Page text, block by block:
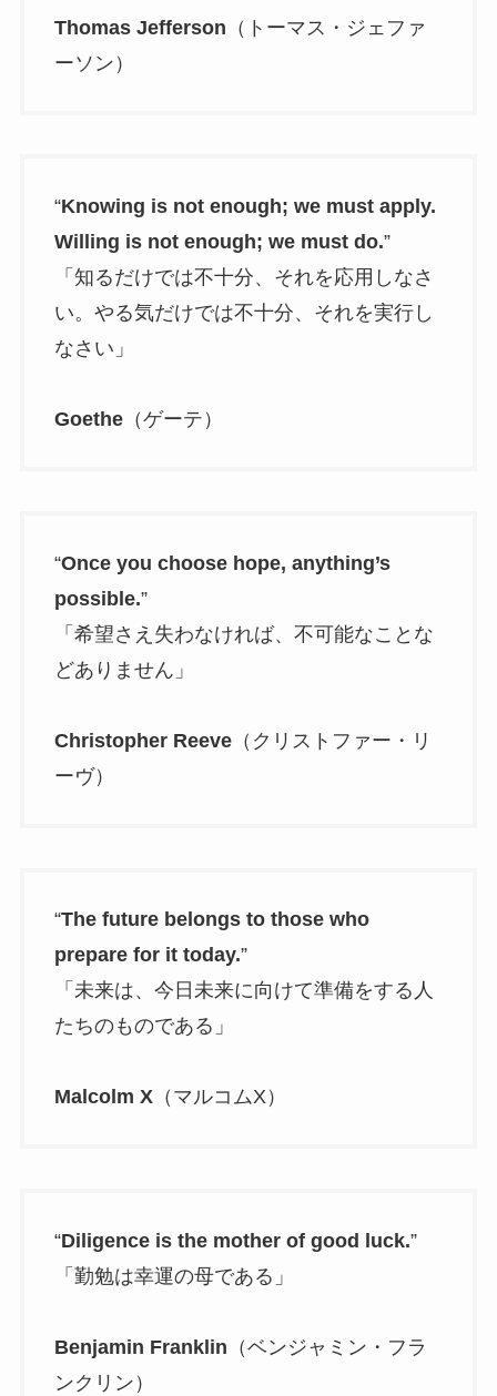
Thomas Jefferson （トーマス・ジェファ
ーソン）
“Knowing is not enough; we must apply.
Willing is not enough; we must do.”
「知るだけでは不十分、それを応用しなさ
い。やる気だけでは不十分、それを実行し
なさい」
Goethe（ゲーテ）
“Once you choose hope, anything’s
possible.”
「希望さえ失わなければ、不可能なことな
どありません」
Christopher Reeve（クリストファー・リ
ーヴ）
“The future belongs to those who
prepare for it today.”
「未来は、今日未来に向けて準備をする人
たちのものである」
Malcolm X（マルコムX）
“Diligence is the mother of good luck.”
「勤勉は幸運の母である」
Benjamin Franklin （ベンジャミン・フラ
ンクリン）